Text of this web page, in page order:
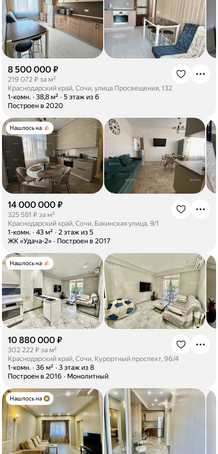
8 500 000 ₽
219 072 ₽ за м²
Краснодарский край, Сочи, улица Просвещения, 132
1-комн. · 38,8 м² · 5 этаж из 6
Построен в 2020
Нашлось на
14 000 000 ₽
325 581 ₽ за м²
Краснодарский край, Сочи, Бакинская улица, 9/1
1-комн. · 43 м² · 2 этаж из 5
ЖК «Удача-2» · Построен в 2017
Нашлось на
10 880 000 ₽
302 222 ₽ за м²
Краснодарский край, Сочи, Курортный проспект, 96/4
1-комн. · 36 м² · 3 этаж из 8
Построен в 2016 · Монолитный
Нашлось на